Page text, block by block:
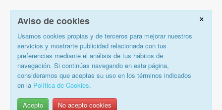
×
Aviso de cookies
Usamos cookies propias y de terceros para mejorar nuestros
servicios y mostrarte publicidad relacionada con tus
preferencias mediante el análisis de tus hábitos de
navegación. Si continúas navegando en esta página,
consideramos que aceptas su uso en los términos indicados
en la Política de Cookies.
Acepto No acepto cookies